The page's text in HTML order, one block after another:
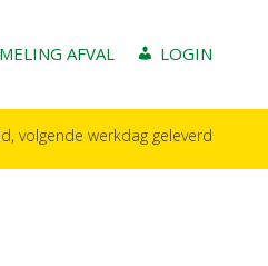
AFVAL LOGIN
volgende werkdag geleverd